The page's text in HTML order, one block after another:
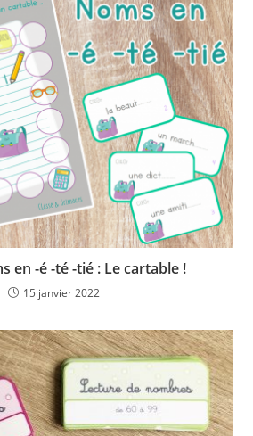
en -é -té -tié : Le cartable !
15 janvier 2022